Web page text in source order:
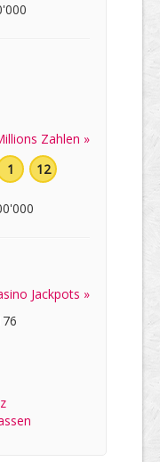
Zahlen »
1 12
Jackpots »